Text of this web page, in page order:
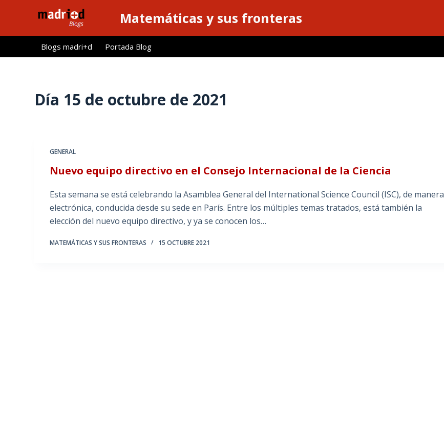
l
Matemáticas y sus fronteras
Blogs madri+d Portada Blog
Día 15 de octubre de 2021
GENERAL
Nuevo equipo directivo en el Consejo Internacional de la Ciencia
Esta semana se está celebrando la Asamblea General del International Science Council (ISC), de manera
electrónica, conducida desde su sede en París. Entre los múltiples temas tratados, está también la
elección del nuevo equipo directivo, y ya se conocen los…
MATEMÁTICAS Y SUS FRONTERAS 15 OCTUBRE 2021